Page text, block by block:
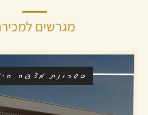
מגרשים למכירה